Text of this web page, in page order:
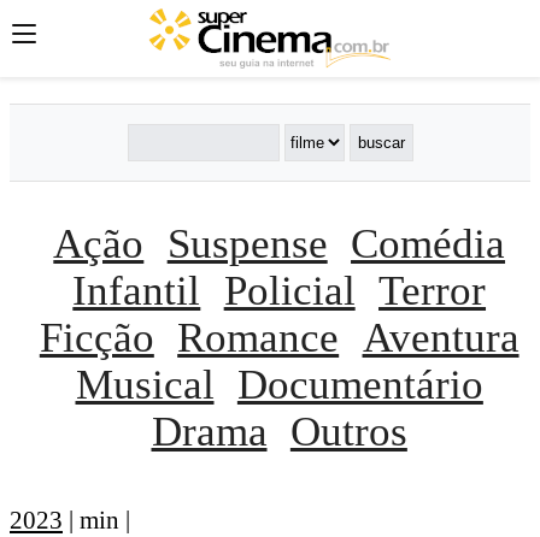
Ação Suspense Comédia
Infantil
Policial Terror
Ficção Romance Aventura
Musical
Documentário
Drama Outros
2023 | min |